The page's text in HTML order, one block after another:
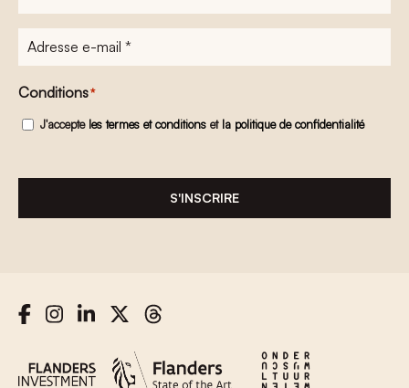
Adresse
e-
mail*
Conditions*
J'accepte les termes et conditions et la politique de confidentialité
S'INSCRIRE